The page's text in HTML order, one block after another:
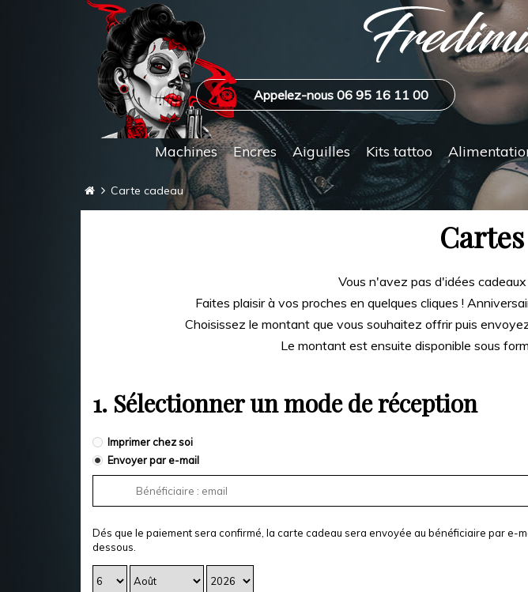
Appelez-nous 06 95 16 11 00
Machines Encres Aiguilles Kits tattoo
Carte cadeau
Vous n'avez pas d'idées
Faites plaisir à vos proches en quelques cliques !
Choisissez le montant que vous souhaitez offrir puis
Le montant est ensuite disponible sous
1. Sélectionner un mode de réception
Imprimer chez soi
Envoyer par e-mail
Dés que le paiement sera confirmé, la carte cadeau sera envoyée au bénéficiaire par
dessous.